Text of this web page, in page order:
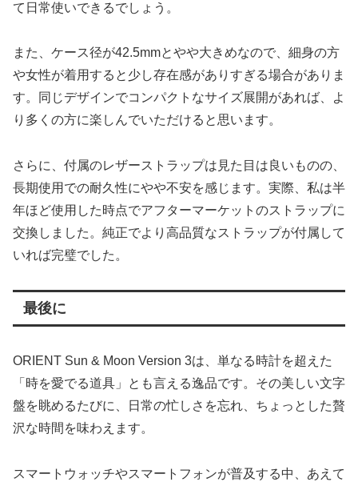
て日常使いできるでしょう。
また、ケース径が42.5mmとやや大きめなので、細身の方
や女性が着用すると少し存在感がありすぎる場合がありま
す。同じデザインでコンパクトなサイズ展開があれば、よ
り多くの方に楽しんでいただけると思います。
さらに、付属のレザーストラップは見た目は良いものの、
長期使用での耐久性にやや不安を感じます。実際、私は半
年ほど使用した時点でアフターマーケットのストラップに
交換しました。純正でより高品質なストラップが付属して
いれば完璧でした。
最後に
ORIENT Sun & Moon Version 3は、単なる時計を超えた
「時を愛でる道具」とも言える逸品です。その美しい文字
盤を眺めるたびに、日常の忙しさを忘れ、ちょっとした贅
沢な時間を味わえます。
スマートウォッチやスマートフォンが普及する中、あえて